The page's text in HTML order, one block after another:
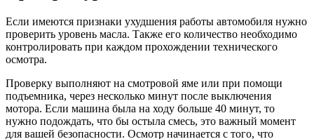
Если имеются признаки ухудшения работы автомобиля нужно
проверить уровень масла. Также его количество необходимо
контролировать при каждом прохождении технического
осмотра.
Проверку выполняют на смотровой яме или при помощи
подъемника, через несколько минут после выключения
мотора. Если машина была на ходу больше 40 минут, то
нужно подождать, что бы остыла смесь, это важный момент
для вашей безопасности. Осмотр начинается с того, что